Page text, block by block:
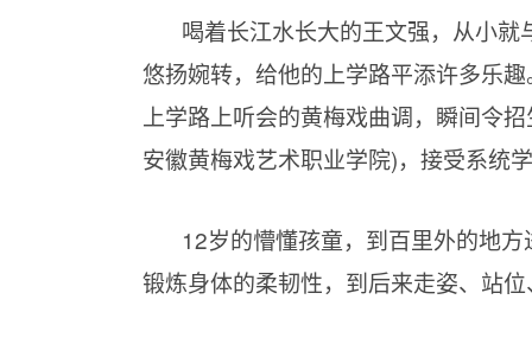
喝着长江水长大的王文强，从小
悠扬婉转，给他的上学路平添许多乐
上学路上听会的黄梅戏曲调，瞬间令
安徽黄梅戏艺术职业学院)，接受系统
12岁的懵懂孩童，到百里外的地
锻炼身体的柔韧性，到后来走姿、站